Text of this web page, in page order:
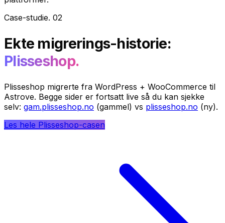
Case-studie. 02
Ekte migrerings-historie:
Plisseshop.
Plisseshop migrerte fra WordPress + WooCommerce til
Astrove. Begge sider er fortsatt live så du kan sjekke
selv: gam.plisseshop.no (gammel) vs plisseshop.no (ny).
Les hele Plisseshop-casen